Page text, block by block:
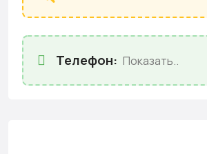
Телефон: Показать..